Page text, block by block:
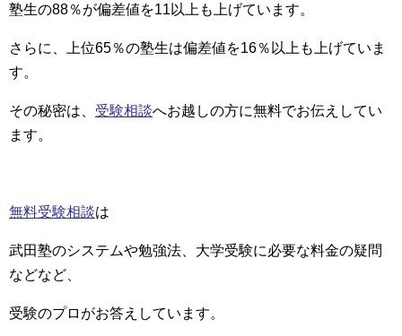
塾生の88％が偏差値を11以上も上げています。
さらに、上位65％の塾生は偏差値を16％以上も上げていま
す。
その秘密は、 受験相談へお越しの方に無料でお伝えしてい
ます。
無料受験相談は
武田塾のシステムや勉強法、大学受験に必要な料金の疑問
などなど、
受験のプロがお答えしています。